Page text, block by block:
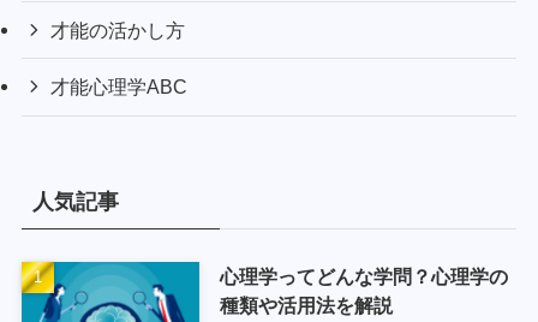
才能の活かし方
才能心理学ABC
人気記事
心理学ってどんな学問？心理学の
種類や活用法を解説